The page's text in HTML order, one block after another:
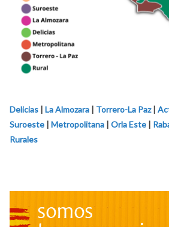
Delicias | La Almozara | Torrero-La Paz|
Suroeste | Metropolitana | Orla Este |
Rurales